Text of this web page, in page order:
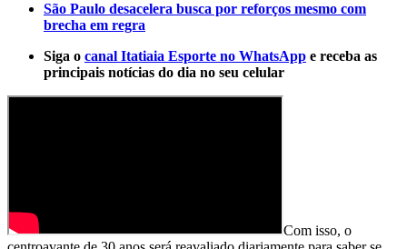
São Paulo desacelera busca por reforços mesmo com
brecha em regra
Siga o canal Itatiaia Esporte no WhatsApp e receba as
principais notícias do dia no seu celular
Com isso, o